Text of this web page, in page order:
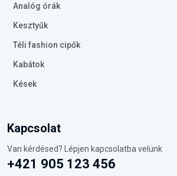
Analóg órák
Kesztyűk
Téli fashion cipők
Kabátok
Kések
Kapcsolat
Van kérdésed? Lépjen kapcsolatba velünk
+421 905 123 456